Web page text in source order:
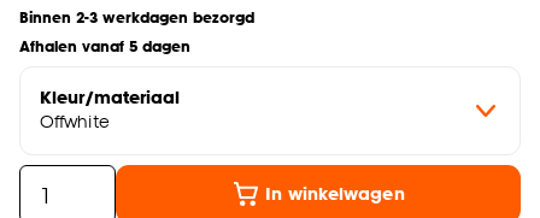
Binnen 2-3 werkdagen bezorgd
Afhalen vanaf 5 dagen
Kleur/materiaal
Offwhite
In winkelwagen